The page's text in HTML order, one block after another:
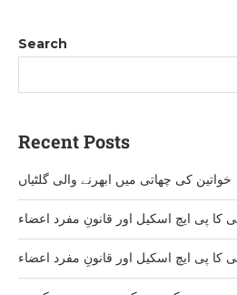
Search
Recent Posts
خواتین کی چھاتی میں ابھرنے والی گلٹیاں
کا پی ایچ اسکیل اور قانونِ مفرد اعضاء
کا پی ایچ اسکیل اور قانونِ مفرد اعضاء